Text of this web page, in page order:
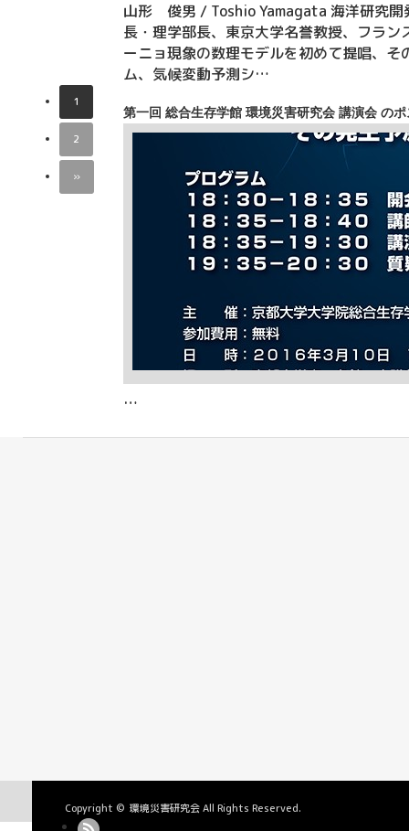
山形 俊男 / Toshio Yamagata 海洋研究開
長・理学部長、東京大学名誉教授、フラ
ーニョ現象の数理モデルを初めて提唱、
ム、気候変動予測シ…
第一回 総合生存学館 環境災害研究会 講演会 の
…
1
2
»
Copyright © 環境災害研究会All Rights Reserved.